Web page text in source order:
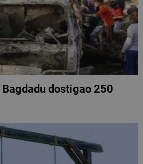
dostigao 250